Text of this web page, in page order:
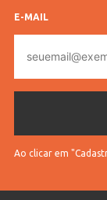
E-MAIL
mail
Ao clicar em